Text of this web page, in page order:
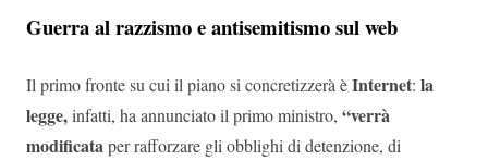
Guerra al razzismo e antisemitismo sul web
Il primo fronte su cui il piano si concretizzerà èInternet: la
legge,infatti, ha annunciato il primo ministro, “verrà
modificataper rafforzare gli obblighi di detenzione, di